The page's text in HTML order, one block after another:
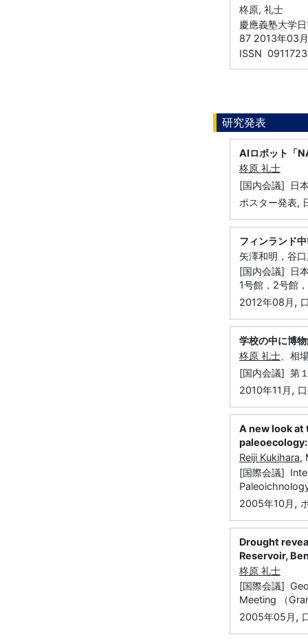
柊原, 礼士
慶應義塾大学
87 2013年03月
ISSN
研究発表
AIロボット「
柊原 礼士
[国内会議] 日
ポスター発表,
フィンランド
矢澤和明，谷
[国内会議] 日
1号館，2号館
2012年08月 ,
学校の中に博
柊原 礼士 、相
[国内会議] 第
2010年11月 ,
A new look at
paleoecology:
Reiji Kukihara,
[国際会議]
2005年10月 ,
Drought
Reservoir,
柊原 礼士
[国際会議]
Meeting （
2005年05月 ,